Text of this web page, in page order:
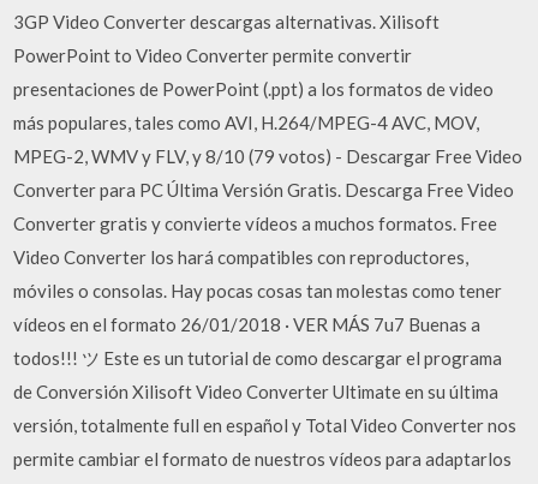
3GP Video Converter descargas alternativas. Xilisoft
PowerPoint to Video Converter permite convertir
presentaciones de PowerPoint (.ppt) a los formatos de video
más populares, tales como AVI, H.264/MPEG-4 AVC, MOV,
MPEG-2, WMV y FLV, y 8/10 (79 votos) - Descargar Free Video
Converter para PC Última Versión Gratis. Descarga Free Video
Converter gratis y convierte vídeos a muchos formatos. Free
Video Converter los hará compatibles con reproductores,
móviles o consolas. Hay pocas cosas tan molestas como tener
vídeos en el formato 26/01/2018 · VER MÁS 7u7 Buenas a
todos!!! ツ Este es un tutorial de como descargar el programa
de Conversión Xilisoft Video Converter Ultimate en su última
versión, totalmente full en español y Total Video Converter nos
permite cambiar el formato de nuestros vídeos para adaptarlos